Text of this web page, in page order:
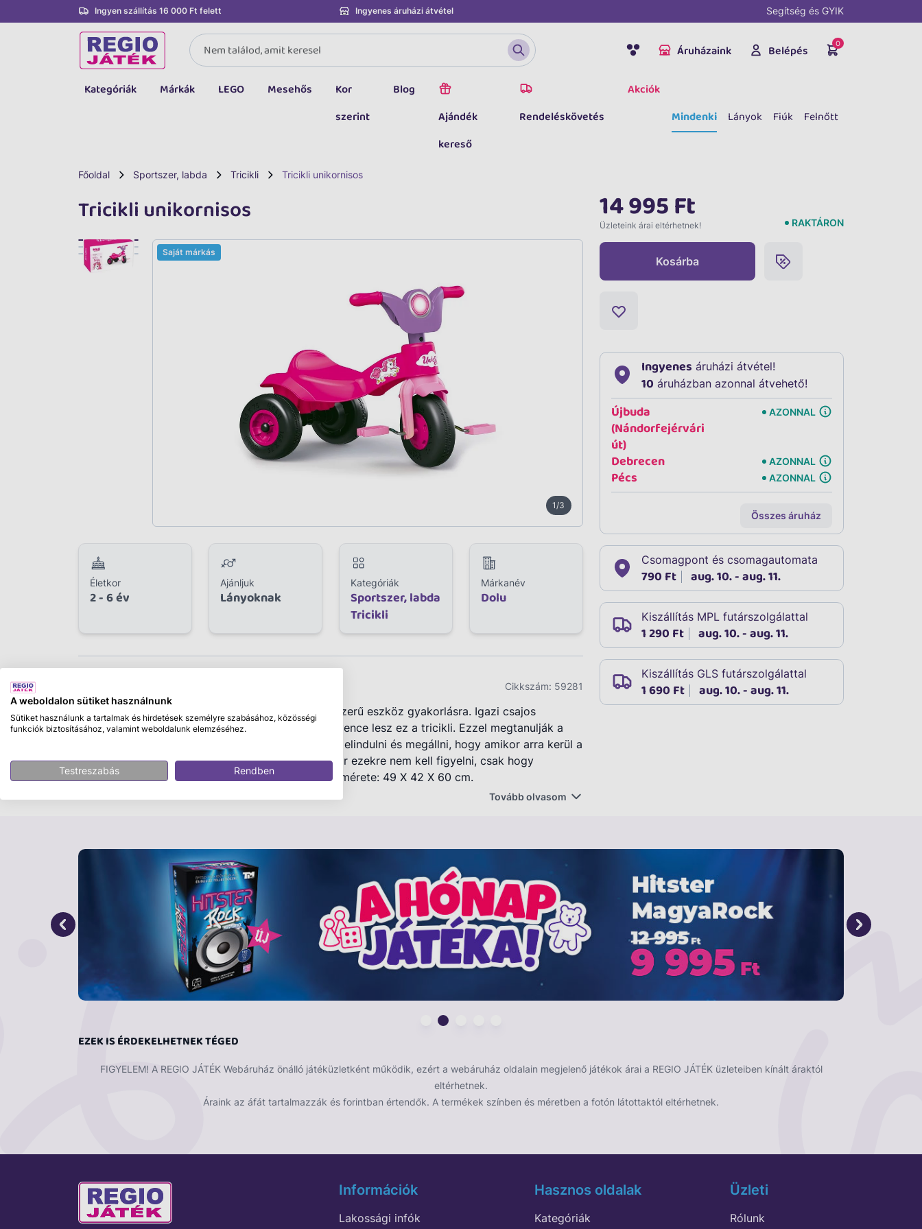
Ingyen szállítás 16 000 Ft felett Ingyenes áruházi átvétel Segítség és GYIK
Áruházaink Belépés 0
Kategóriák
LEGO
Kreatív, fejlesztő
Baba, babakocsi
Márkák LEGO Mesehős
Kor
szerint
Blog
Ajándék
kereső
Rendeléskövetés
Akciók
Mindenki
Lányok Fiúk Felnőtt
Főoldal Sportszer, labda Tricikli Tricikli unikornisos
Tricikli unikornisos
1/3
Saját márkás
Életkor
2 - 6 év
Ajánljuk
Lányoknak
Kategóriák
Sportszer, labda
Tricikli
Márkanév
Dolu
Cikkszám: 59281
Bringa már a legkisebbeknek is. 3 kerekével nagyszerű eszköz gyakorlásra. Igazi csajos
színekben, unikornisos matricával a kislányok kedvence lesz ez a tricikli. Ezzel megtanulják a
gyerekek, hogy kell a pedált tekerni, kormányozni, elindulni és megállni, hogy amikor arra kerül a
sor, hogy 2 kerekű biciklivel próbálkozik, akkor már ezekre nem kell figyelni, csak hogy
egyensúlyban maradjon, és ne dőljön el. A termék mérete: 49 X 42 X 60 cm.
Tovább olvasom
14 995 Ft
Üzleteink árai eltérhetnek! RAKTÁRON
Kosárba
Ingyenes áruházi átvétel!
10 áruházban azonnal átvehető!
Újbuda
(Nándorfejérvári
út)
AZONNAL
Debrecen AZONNAL
Pécs AZONNAL
Összes áruház
Csomagpont és csomagautomata
790 Ft aug. 10. - aug. 11.
Kiszállítás MPL futárszolgálattal
1 290 Ft aug. 10. - aug. 11.
Kiszállítás GLS futárszolgálattal
1 690 Ft aug. 10. - aug. 11.
EZEK IS ÉRDEKELHETNEK TÉGED
FIGYELEM! A REGIO JÁTÉK Webáruház önálló játéküzletként működik, ezért a webáruház oldalain megjelenő játékok árai a REGIO JÁTÉK üzleteiben kínált áraktól
eltérhetnek.
Áraink az áfát tartalmazzák és forintban értendők. A termékek színben és méretben a fotón látottaktól eltérhetnek.
Információk
Lakossági infók
Hasznos oldalak
Kategóriák
Üzleti
Rólunk
A weboldalon sütiket használnunk
Sütiket használunk a tartalmak és hirdetések személyre szabásához, közösségi
funkciók biztosításához, valamint weboldalunk elemzéséhez.
Testreszabás Rendben